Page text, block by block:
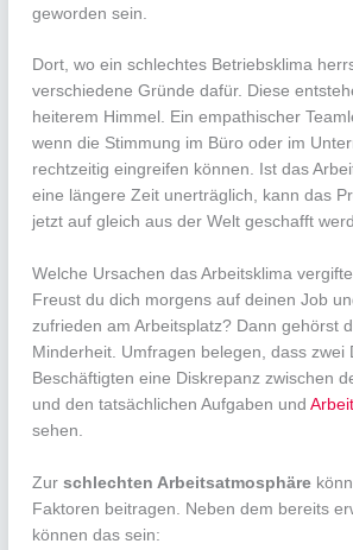
geworden sein.
Dort, wo ein schlechtes Betriebsklima
verschiedene Gründe dafür. Diese
heiterem Himmel. Ein empathischer
wenn die Stimmung im Büro oder im
rechtzeitig eingreifen können. Ist das
eine längere Zeit unerträglich, kann das
jetzt auf gleich aus der Welt geschafft
Welche Ursachen das Arbeitsklima
Freust du dich morgens auf deinen Job
zufrieden am Arbeitsplatz? Dann gehörst
Minderheit. Umfragen belegen, dass zwei
Beschäftigten eine Diskrepanz zwischen
und den tatsächlichen Aufgaben und
sehen.
Zurschlechten Arbeitsatmosphäre
Faktoren beitragen. Neben dem bereits
können das sein: